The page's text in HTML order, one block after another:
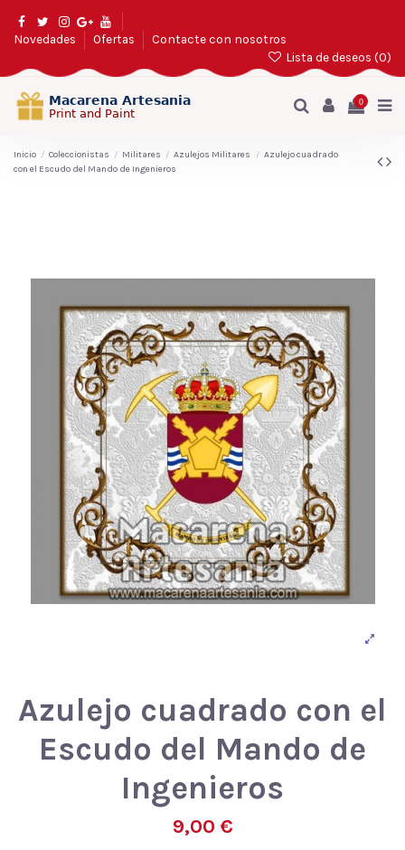
Novedades Ofertas
Contacte con nosotros
Lista de deseos (0)
0
Inicio Coleccionistas Militares Azulejos Militares
Azulejo cuadrado
con el Escudo del Mando de Ingenieros
Azulejo cuadrado con el
Escudo del Mando de
Ingenieros
9,00 €